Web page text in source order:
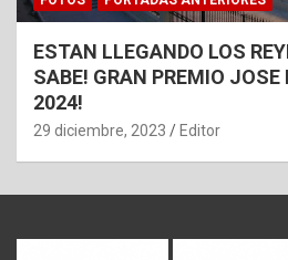
ESTAN LLEGANDO LOS
SABE! GRAN PREMIO JOSE
2024!
29 diciembre, 2023 Editor